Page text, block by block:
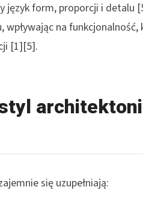
język form, proporcji i detalu
wpływając na
[1][5].
się uzupełniają: